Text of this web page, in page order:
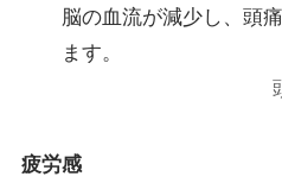
脳の血流が減少し、頭
ます。
疲労感